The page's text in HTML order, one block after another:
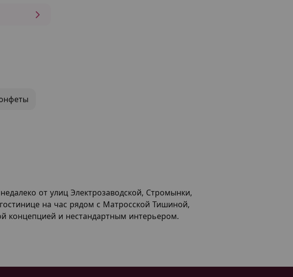
от улиц Электрозаводской, Стромынки,
на час рядом с Матросской Тишиной,
концепцией и нестандартным интерьером.